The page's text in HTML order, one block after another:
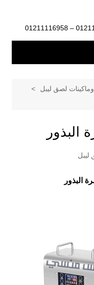
لصق ليبل
ليبل
البذور